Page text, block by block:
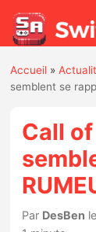
Jeux
Accueil »
semblent se
Call
Par DesBen